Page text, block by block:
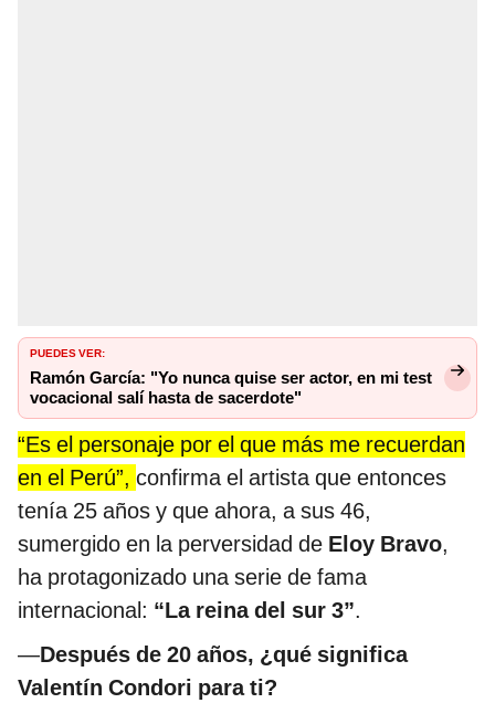
PUEDES VER:
Ramón García: "Yo nunca quise ser actor, en mi test
vocacional salí hasta de sacerdote"
“Es el personaje por el que más me recuerdan
en el Perú”, confirma el artista que entonces
tenía 25 años y que ahora, a sus 46,
sumergido en la perversidad de Eloy Bravo,
ha protagonizado una serie de fama
internacional: “La reina del sur 3”.
—Después de 20 años, ¿qué significa
Valentín Condori para ti?